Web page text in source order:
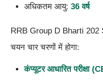
अधिकतम आयु: 36वर्ष
RRB Group D Bharti 202
चयन चार चरणों में होगा:
कंप्यूटर आधारित परीक्षा (